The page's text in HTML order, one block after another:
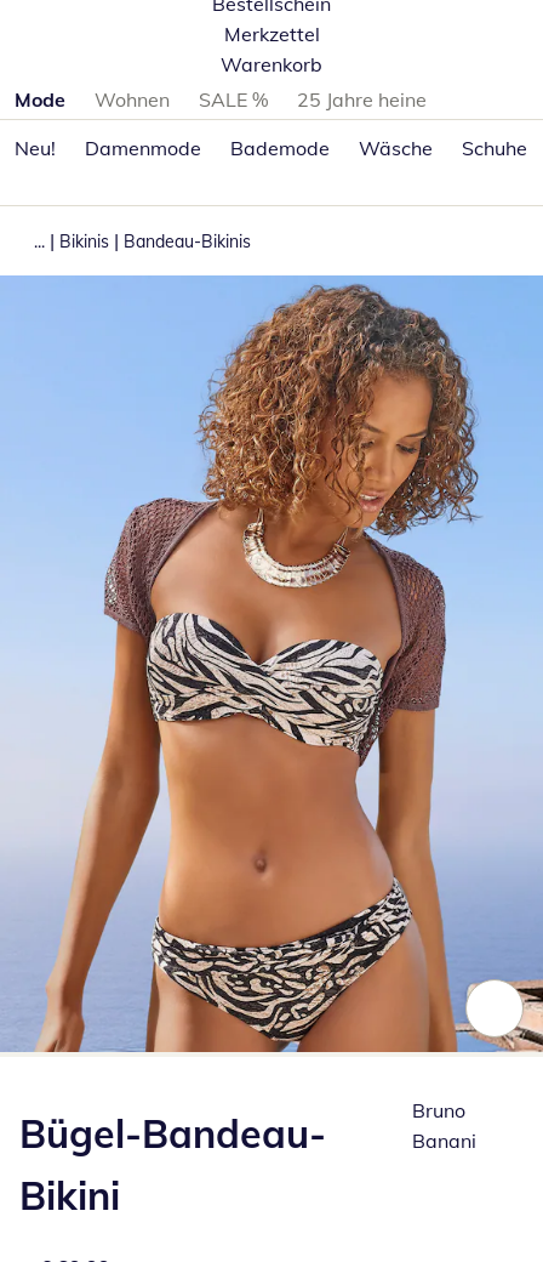
Merkzettel
Warenkorb
Produktkategorien überspringen
Mode Wohnen SALE %
25 Jahre heine
Neu!
Damenmode Bademode Wäsche Schuhe
... | Bikinis | Bandeau-Bikinis
Bügel-Bandeau-
Bikini
Bruno
Banani